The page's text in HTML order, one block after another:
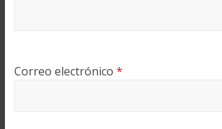
Correo electrónico *